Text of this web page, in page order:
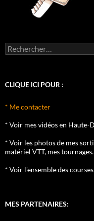
Rechercher :
CLIQUE ICI POUR :
* Me contacter
* Voir mes vidéos en Haute-
* Voir les photos de mes
matériel VTT, mes
* Voir l'ensemble des
MES PARTENAIRES: